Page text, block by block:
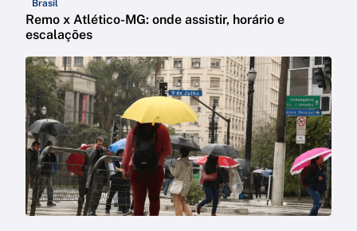
Brasil
Remo x Atlético-MG: onde assistir, horário e
escalações